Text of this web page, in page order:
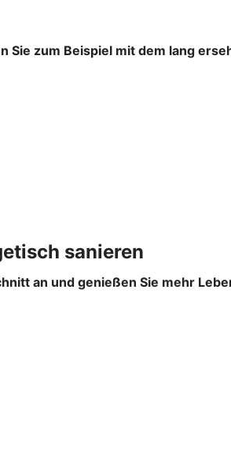
zum Beispiel mit dem lang
sanieren
an und genießen Sie mehr